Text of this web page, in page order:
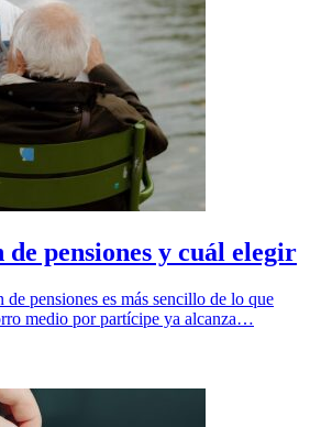
de pensiones y cuál elegir
de pensiones es más sencillo de lo que
medio por partícipe ya alcanza…